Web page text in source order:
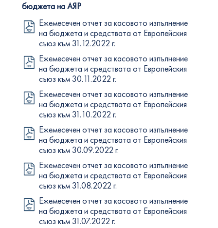
бюджета на АЯР
Ежемесечен отчет за касовото изпълнение
на бюджета и средствата от Европейския
съюз към 31.12.2022 г.
Ежемесечен отчет за касовото изпълнение
на бюджета и средствата от Европейския
съюз към 30.11.2022 г.
Ежемесечен отчет за касовото изпълнение
на бюджета и средствата от Европейския
съюз към 31.10.2022 г.
Ежемесечен отчет за касовото изпълнение
на бюджета и средствата от Европейския
съюз към 30.09.2022 г.
Ежемесечен отчет за касовото изпълнение
на бюджета и средствата от Европейския
съюз към 31.08.2022 г.
Ежемесечен отчет за касовото изпълнение
на бюджета и средствата от Европейския
съюз към 31.07.2022 г.